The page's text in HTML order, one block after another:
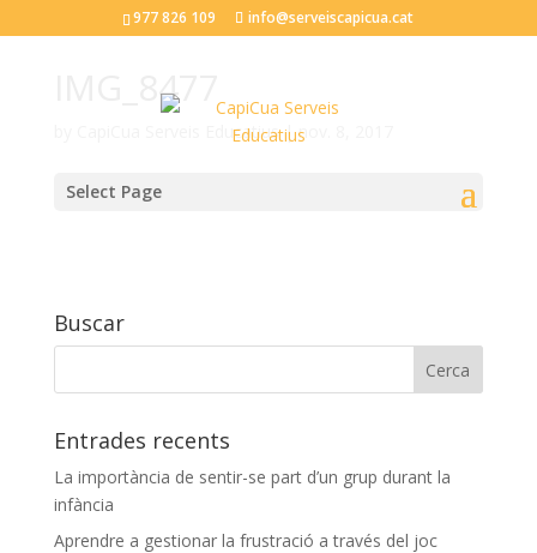
977 826 109 info@serveiscapicua.cat
Select Page
IMG_8477
CapiCua Serveis Educatius|nov. 8, 2017
Buscar
Entrades recents
La importància de sentir-se part d’un grup durant la
infància
Aprendre a gestionar la frustració a través del joc